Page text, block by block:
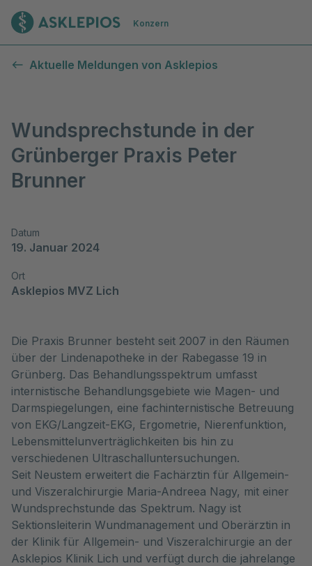
Zur Startseite
Konzern
Aktuelle Meldungen von Asklepios
Wundsprechstunde in der
Grünberger Praxis Peter
Brunner
Datum
19. Januar 2024
Ort
Asklepios MVZ Lich
Die Praxis Brunner besteht seit 2007 in den Räumen
über der Lindenapotheke in der Rabegasse 19 in
Grünberg. Das Behandlungsspektrum umfasst
internistische Behandlungsgebiete wie Magen- und
Darmspiegelungen, eine fachinternistische Betreuung
von EKG/Langzeit-EKG, Ergometrie, Nierenfunktion,
Lebensmittelunverträglichkeiten bis hin zu
verschiedenen Ultraschalluntersuchungen.
Seit Neustem erweitert die Fachärztin für Allgemein-
und Viszeralchirurgie Maria-Andreea Nagy, mit einer
Wundsprechstunde das Spektrum. Nagy ist
Sektionsleiterin Wundmanagement und Oberärztin in
der Klinik für Allgemein- und Viszeralchirurgie an der
Asklepios Klinik Lich und verfügt durch die jahrelange